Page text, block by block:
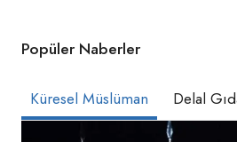
Popüler Naberler
Küresel Müslüman Delal